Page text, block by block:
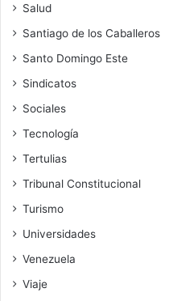
Salud
Santiago de los Caballeros
Santo Domingo Este
Sindicatos
Sociales
Tecnología
Tertulias
Tribunal Constitucional
Turismo
Universidades
Venezuela
Viaje